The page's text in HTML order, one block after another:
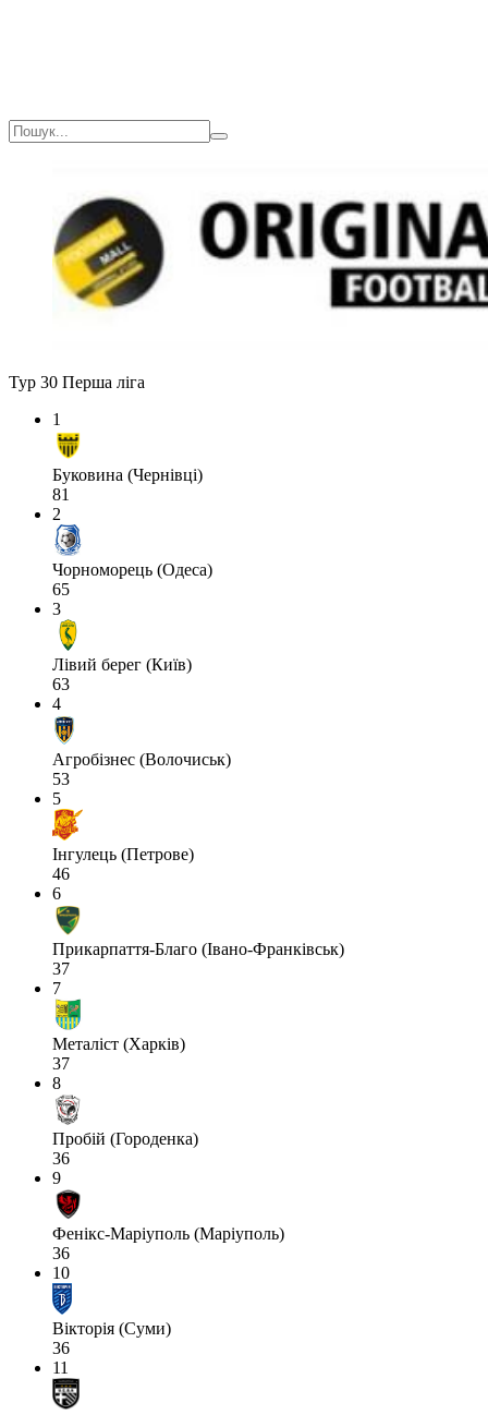
Тур 30 Перша ліга
1
Буковина (Чернівці)
81
2
Чорноморець (Одеса)
65
3
Лівий берег (Київ)
63
4
Агробізнес (Волочиськ)
53
5
Інгулець (Петрове)
46
6
Прикарпаття-Благо (Івано-Франківськ)
37
7
Металіст (Харків)
37
8
Пробій (Городенка)
36
9
Фенікс-Маріуполь (Маріуполь)
36
10
Вікторія (Суми)
36
11